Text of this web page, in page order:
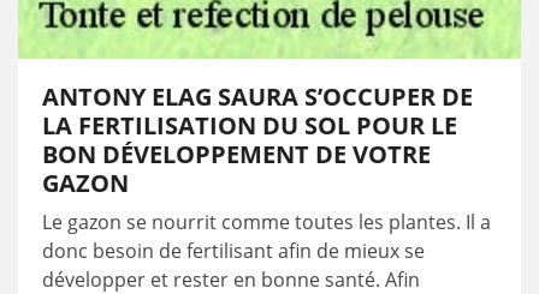
ANTONY ELAG SAURA S’OCCUPER DE
LA FERTILISATION DU SOL POUR LE
BON DÉVELOPPEMENT DE VOTRE
GAZON
Le gazon se nourrit comme toutes les plantes. Il a
donc besoin de fertilisant afin de mieux se
développer et rester en bonne santé. Afin